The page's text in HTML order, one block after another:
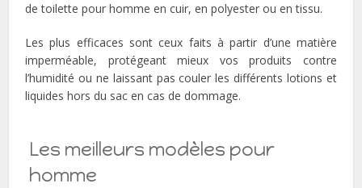
de toilette pour homme en cuir, en polyester ou en tissu.
Les plus efficaces sont ceux faits à partir d’une matière
imperméable, protégeant mieux vos produits contre
l’humidité ou ne laissant pas couler les différents lotions et
liquides hors du sac en cas de dommage.
Les meilleurs modèles pour
homme